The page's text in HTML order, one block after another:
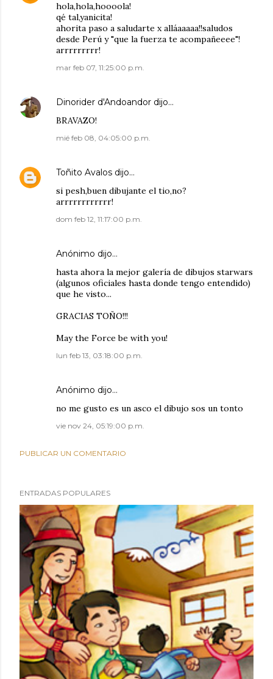
hola,hola,hoooola!
qé tal,yanicita!
ahorita paso a saludarte x alláaaaaa!!saludos
desde Perú y "que la fuerza te acompañeeee"!
arrrrrrrrr!
mar feb 07, 11:25:00 p.m.
Dinorider d'Andoandor dijo…
BRAVAZO!
mié feb 08, 04:05:00 p.m.
Toñito Avalos dijo…
si pesh,buen dibujante el tio,no?
arrrrrrrrrrrr!
dom feb 12, 11:17:00 p.m.
Anónimo dijo…
hasta ahora la mejor galería de dibujos starwars
(algunos oficiales hasta donde tengo entendido)
que he visto...
GRACIAS TOÑO!!!
May the Force be with you!
lun feb 13, 03:18:00 p.m.
Anónimo dijo…
no me gusto es un asco el dibujo sos un tonto
vie nov 24, 05:19:00 p.m.
PUBLICAR UN COMENTARIO
ENTRADAS POPULARES